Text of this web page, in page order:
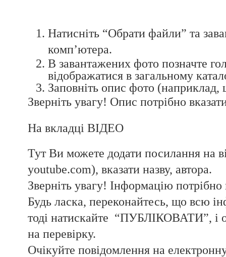
Натисніть “Обрати файли” та
комп’ютера.
В завантажених фото позначте
відображатися в загальному
Заповніть опис фото (наприклад,
Зверніть увагу! Опис потрібно
На вкладці ВІДЕО
Тут Ви можете додати посилання на
youtube.com), вказати назву, автора.
Зверніть увагу! Інформацію потрібно
Будь ласка, переконайтесь, що всю
тоді натискайте “ПУБЛІКОВАТИ”, і
на перевірку.
Очікуйте повідомлення на